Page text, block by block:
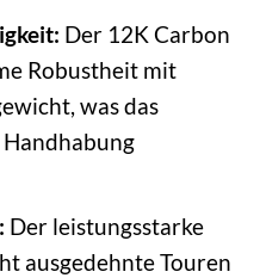
Der 12K Carbon
Robustheit mit
was das
Der leistungsstarke
ausgedehnte Touren